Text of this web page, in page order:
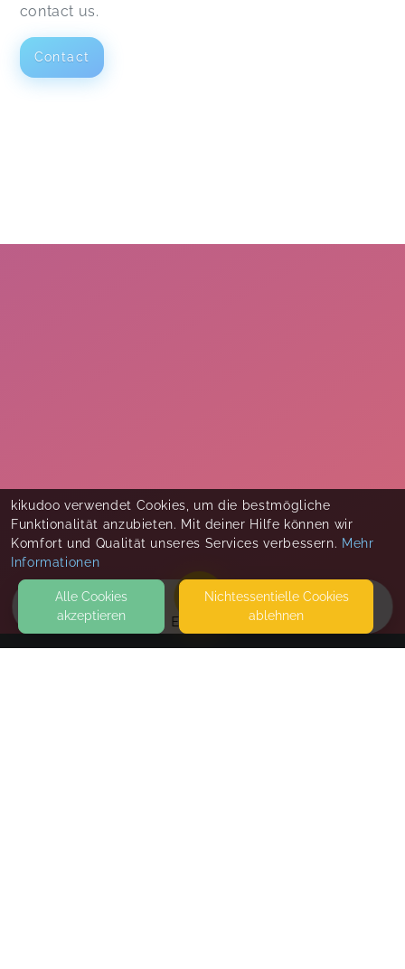
EVENTS
contact us.
Contact
kikudoo verwendet Cookies, um die bestmögliche
Funktionalität anzubieten. Mit deiner Hilfe können wir
Komfort und Qualität unseres Services verbessern. Mehr
Informationen
Alle Cookies
akzeptieren
Nicht­essentielle Cookies
ablehnen